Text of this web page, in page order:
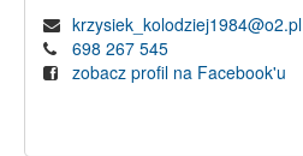
krzysiek_kolodziej1984@o2.pl
698 267 545
zobacz profil na Facebook'u